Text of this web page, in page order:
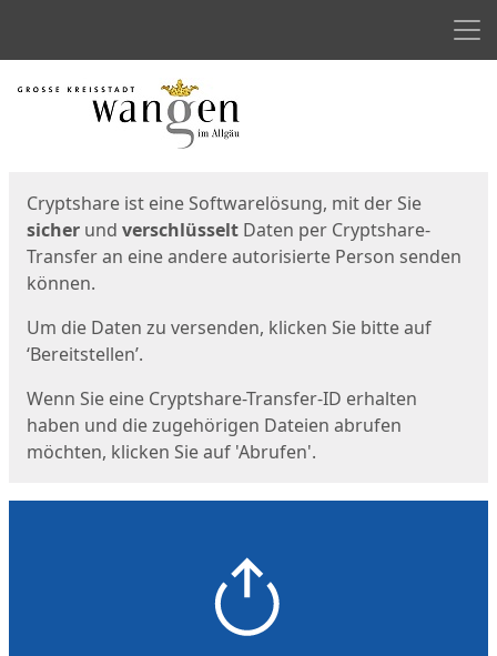
Start
Cryptshare ist eine Softwarelösung, mit der Sie
sicher und verschlüsselt Daten per Cryptshare-
Transfer an eine andere autorisierte Person senden
können.
Um die Daten zu versenden, klicken Sie bitte auf
‘Bereitstellen’.
Wenn Sie eine Cryptshare-Transfer-ID erhalten
haben und die zugehörigen Dateien abrufen
möchten, klicken Sie auf 'Abrufen'.